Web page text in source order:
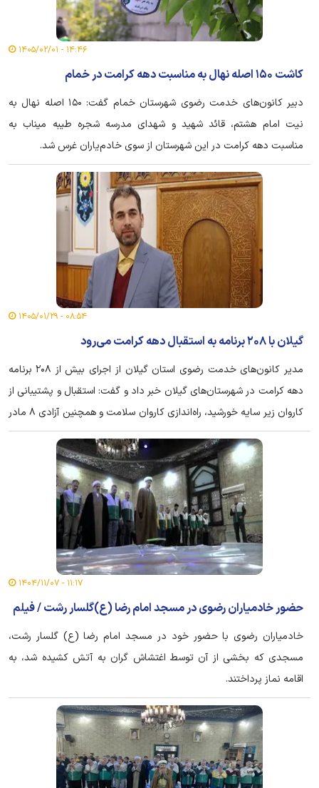
۱۴:۴۶ - ۱۴۰۵/۰۲/۰۱
کاشت ۱۵۰ اصله نهال به مناسبت دهه کرامت در خمام
دبیر کانون‌های خدمت رضوی شهرستان خمام گفت: ۱۵۰ اصله نهال به
نیت امام هشتم، قائد شهید و شهدای مدرسه شجره طیبه میناب به
مناسبت دهه کرامت در این شهرستان از سوی خادم‌یاران غرس شد.
۰۸:۵۴ - ۱۴۰۵/۰۱/۲۹
گیلان با ۲۰۸ برنامه به استقبال دهه کرامت می‌رود
مدیر کانون‌های خدمت رضوی استان گیلان از اجرای بیش از ۲۰۸ برنامه
دهه کرامت در شهرستان‌های گیلان خبر داد و گفت: استقبال و پشتیبانی از
کاروان زیر سایه خورشید، راه‌اندازی کاروان سلامت و همچنین آزادی ۸ مادر
زندانی جرائم غیرعمد از اهم برنامه‌های این ایام به شمار می‌رود.
۱۱:۱۷ - ۱۴۰۴/۱۱/۰۷
حضور خادمیاران رضوی در مسجد امام رضا (ع)گلسار رشت / فیلم
خادمیاران رضوی با حضور خود در مسجد امام رضا (ع) گلسار رشت،
مسجدی که بخشی از آن توسط اغتشاش گران به آتش کشیده شد، به
اقامه نماز پرداختند.